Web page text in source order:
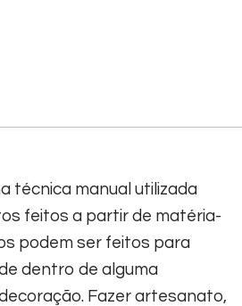
técnica manual utilizada
feitos a partir de matéria-
podem ser feitos para
dentro de alguma
Fazer artesanato,